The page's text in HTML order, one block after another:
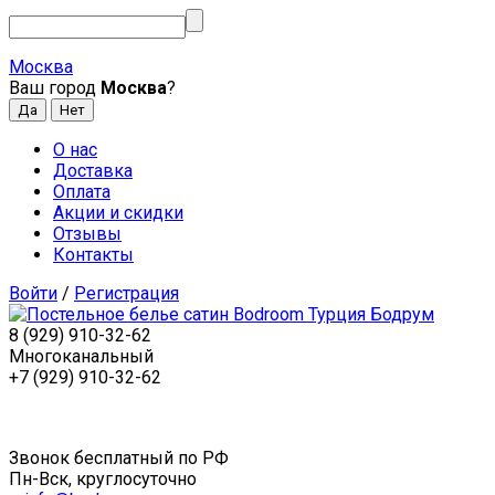
Москва
Ваш город Москва?
О нас
Доставка
Оплата
Акции и скидки
Отзывы
Контакты
Войти / Регистрация
8 (929) 910-32-62
Многоканальный
+7 (929) 910-32-62
Звонок бесплатный по РФ
Пн-Вск, круглосуточно